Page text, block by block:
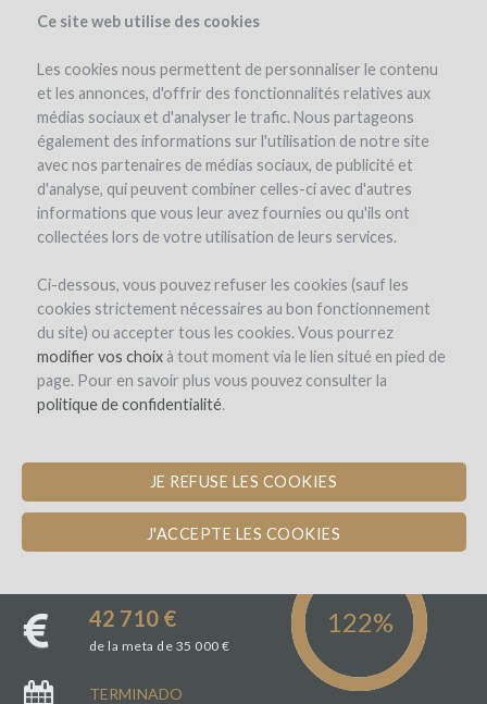
Ce site web utilise des cookies
Les cookies nous permettent de personnaliser le contenu
et les annonces, d'offrir des fonctionnalités relatives aux
médias sociaux et d'analyser le trafic. Nous partageons
également des informations sur l'utilisation de notre site
avec nos partenaires de médias sociaux, de publicité et
d'analyse, qui peuvent combiner celles-ci avec d'autres
informations que vous leur avez fournies ou qu'ils ont
collectées lors de votre utilisation de leurs services.
Ci-dessous, vous pouvez refuser les cookies (sauf les
cookies strictement nécessaires au bon fonctionnement
du site) ou accepter tous les cookies. Vous pourrez
modifier vos choixà tout moment via le lien situé en pied de
page. Pour en savoir plus vous pouvez consulter la
politique de confidentialité.
JE REFUSE LES COOKIES
J'ACCEPTE LES COOKIES
el proyecto
Château Carpe Diem
PLANTACIÓN DE UVAS BLANCAS Y
SETOS PARA VIÑEDOS
nuevo comentario
99
42 710 €
de la meta de 35 000 €
TERMINADO